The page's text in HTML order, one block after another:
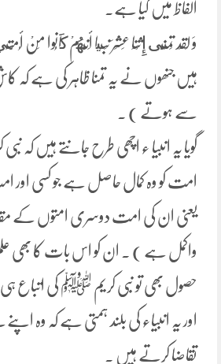
الفاظ میں کیا ہے۔
وَ لَقَد تَمَنَّى إِثْنَا عَشَرَ نَبِيا أَنَّهُمْ كَانُوا مِنْ
ہیں جنھوں نے یہ تمنا ظاہر کی ہے کہ
سے ہوتے ) ۔
گویا یہ انبیا ء اچھی طرح جانتے ہیں کہ
امت کو وہ کمال حاصل ہے جو کسی اور
یعنی ان کی امت دوسری امتوں کے
واکمل ہے ) ۔ ان کو اس بات کا بھی علم
حصول بھی تو نبی کریم ﷺ کی اتباع
اور یہ انبیاء کی بلند ہمتی ہے کہ وہ
تقاضا کرتے ہیں ۔